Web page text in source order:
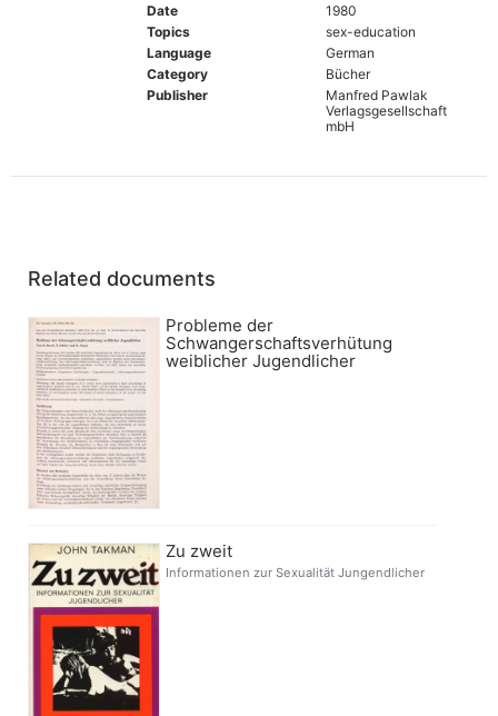
Date
1980
Topics
sex-education
Language
German
Category
Bücher
Publisher
Manfred Pawlak
Verlagsgesellschaft
mbH
Related documents
Probleme der
Schwangerschaftsverhütung
weiblicher Jugendlicher
Zu zweit
Informationen zur Sexualität Jungendlicher